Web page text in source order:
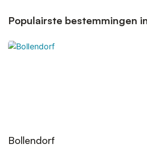
Populairste bestemmingen
Bollendorf